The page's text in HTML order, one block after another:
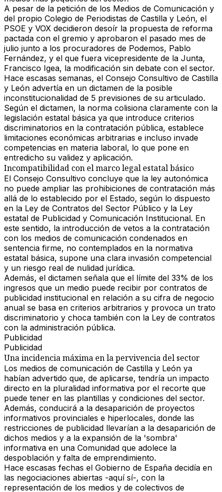
A pesar de la petición de los Medios de Comunicación y
del propio Colegio de Periodistas de Castilla y León, el
PSOE y VOX decidieron desoír la propuesta de reforma
pactada con el gremio y aprobaron el pasado mes de
julio junto a los procuradores de Podemos, Pablo
Fernández, y el que fuera vicepresidente de la Junta,
Francisco Igea, la modificación sin debate con el sector.
Hace escasas semanas, el Consejo Consultivo de Castilla
y León advertía en un dictamen de la posible
inconstitucionalidad de 5 previsiones de su articulado.
Según el dictamen, la norma colisiona claramente con la
legislación estatal básica ya que introduce criterios
discriminatorios en la contratación pública, establece
limitaciones económicas arbitrarias e incluso invade
competencias en materia laboral, lo que pone en
entredicho su validez y aplicación.
Incompatibilidad con el marco legal estatal básico
El Consejo Consultivo concluye que la ley autonómica
no puede ampliar las prohibiciones de contratación más
allá de lo establecido por el Estado, según lo dispuesto
en la Ley de Contratos del Sector Público y la Ley
estatal de Publicidad y Comunicación Institucional. En
este sentido, la introducción de vetos a la contratación
con los medios de comunicación condenados en
sentencia firme, no contemplados en la normativa
estatal básica, supone una clara invasión competencial
y un riesgo real de nulidad jurídica.
Además, el dictamen señala que el límite del 33% de los
ingresos que un medio puede recibir por contratos de
publicidad institucional en relación a su cifra de negocio
anual se basa en criterios arbitrarios y provoca un trato
discriminatorio y choca también con la Ley de contratos
con la administración pública.
Publicidad
Publicidad
Una incidencia máxima en la pervivencia del sector
Los medios de comunicación de Castilla y León ya
habían advertido que, de aplicarse, tendría un impacto
directo en la pluralidad informativa por el recorte que
puede tener en las plantillas y condiciones del sector.
Además, conducirá a la desaparición de proyectos
informativos provinciales e hiperlocales, donde las
restricciones de publicidad llevarían a la desaparición de
dichos medios y a la expansión de la 'sombra'
informativa en una Comunidad que adolece la
despoblación y falta de emprendimiento.
Hace escasas fechas el Gobierno de España decidía en
las negociaciones abiertas -aquí sí-, con la
representación de los medios y de colectivos de